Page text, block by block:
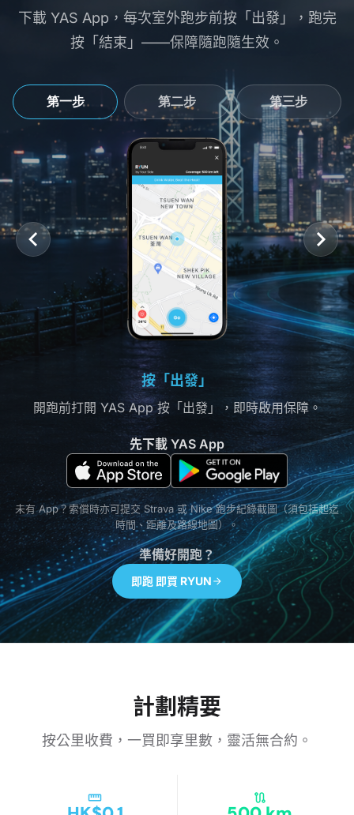
RYUN 賠償 HK$5,000 (意外醫療保障賠償)
RYUN 賠償 HK$2,000
(日跑中暑醫療保障賠償)
(須在意外後 30 日內申請索償，提交跑步紀錄、醫療報告及收據)
3. 夜跑特別保障：個人財物失竊保障
補償意外損失，保額高達 HK$ 2,000（單件財物上限 HK$
沒有 RYUN 跑步保:
阿文損失了 HK$3,000
有 RYUN 跑步保:阿文就單件財物取得上限 HK$1,000
(須在事故後 24 小時內報案、30 日內申請索償、提交跑步紀錄、
1b. 延伸保障：個人財物意外損毀保障
保額高達 HK$ 2,000
沒有 RYUN 跑步保:
阿文需付 HK$1,200
有 RYUN 跑步保:阿文只付 HK$200(自負額)
RYUN 賠償餘下 HK$1,000
(單件財物最高賠償額)
(須在意外後 30 日內申請索償，提交跑步紀錄、電話損毀照片及維
下載 YAS App，每次室外跑步前按「出發」，跑完
按「結束」——保障隨跑隨⁠生⁠效。
第一步 第二步 第三步
按「出發」
開跑前打開 YAS App 按「出發」，即時啟用保障。
先下載 YAS App
未有 App？索償時亦可提交 Strava 或 Nike 跑步紀錄截圖（須包括起迄
時間、距離及路線地圖）。
準備好開跑？
即跑 即買 RYUN
計劃精要
按公里收費，一買即享里數，靈活無合約。